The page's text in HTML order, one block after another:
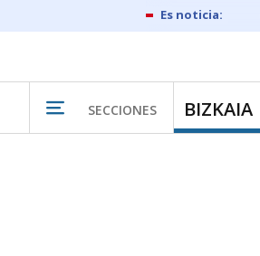
SECCIONES BIZKAIA